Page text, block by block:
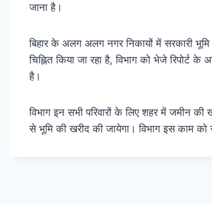
जाना है।
बिहार के अलग अलग नगर निकायों में सरकारी भूमि
चिह्नित किया जा रहा है, विभाग को भेजे रिपोर्ट
है।
विभाग इन सभी परिवारों के लिए शहर में जमीन
से भूमि की खरीद की जायेगा। विभाग इस काम को